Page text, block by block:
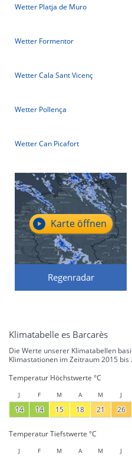
Wetter Platja de Muro
Wetter Formentor
Wetter Cala Sant Vicenç
Wetter Pollença
Wetter Can Picafort
Regenradar
Karte öffnen
Klimatabelle es Barcarès
Die Werte unserer Klimatabellen
Klimastationen im Zeitraum 2015 bis
Temperatur Höchstwerte °C
J F M A M J
14 14 15 18 21 26
Temperatur Tiefstwerte °C
J F M A M J